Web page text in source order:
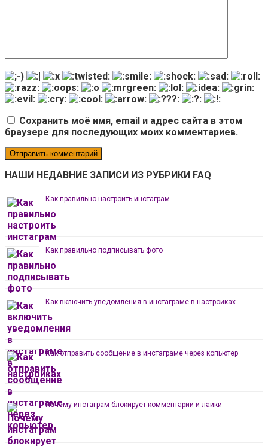
Сохранить моё имя, email и адрес сайта в этом
браузере для последующих моих комментариев.
НАШИ НЕДАВНИЕ ЗАПИСИ ИЗ РУБРИКИ FAQ
Как правильно настроить инстаграм
Как правильно подписывать фото
Как включить уведомления в инстаграме в настройках
Как отправить сообщение в инстаграме через копьютер
Почему инстаграм блокирует комментарии и лайки